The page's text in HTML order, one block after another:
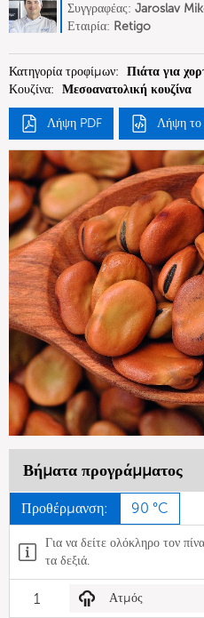
Συγγραφέας: Jaroslav
Εταιρία: Retigo
Κατηγορία τροφίμων: Πιάτα για
Κουζίνα: Μεσοανατολική κουζίνα
Λήψη PDF Λήψη το
Βήματα προγράμματος
Προθέρμανση: 90 °C
Για να δείτε ολόκληρο τον
τα δεξιά.
1 Ατμός